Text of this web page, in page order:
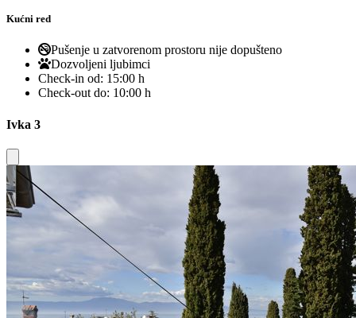
Kućni red
Pušenje u zatvorenom prostoru nije dopušteno
Dozvoljeni ljubimci
Check-in od: 15:00 h
Check-out do: 10:00 h
Ivka 3
Close modal